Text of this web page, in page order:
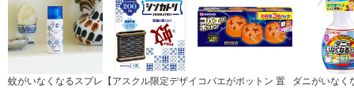
蚊がいなくなるスプレ 【アスクル限定デザイ コバエがポットン 置
ダニがいなく